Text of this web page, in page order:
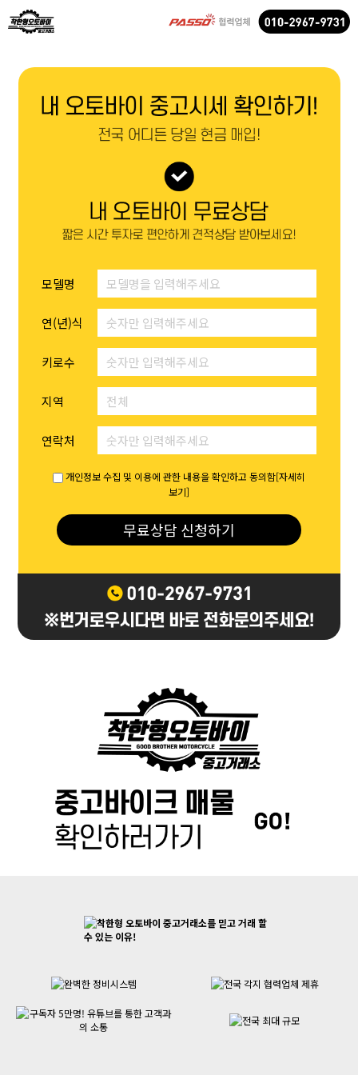
모델명
연(년)식
키로수
지역
연락처
개인정보 수집 및 이용에 관한 내용을 확인하고 동의함[자세히
보기]